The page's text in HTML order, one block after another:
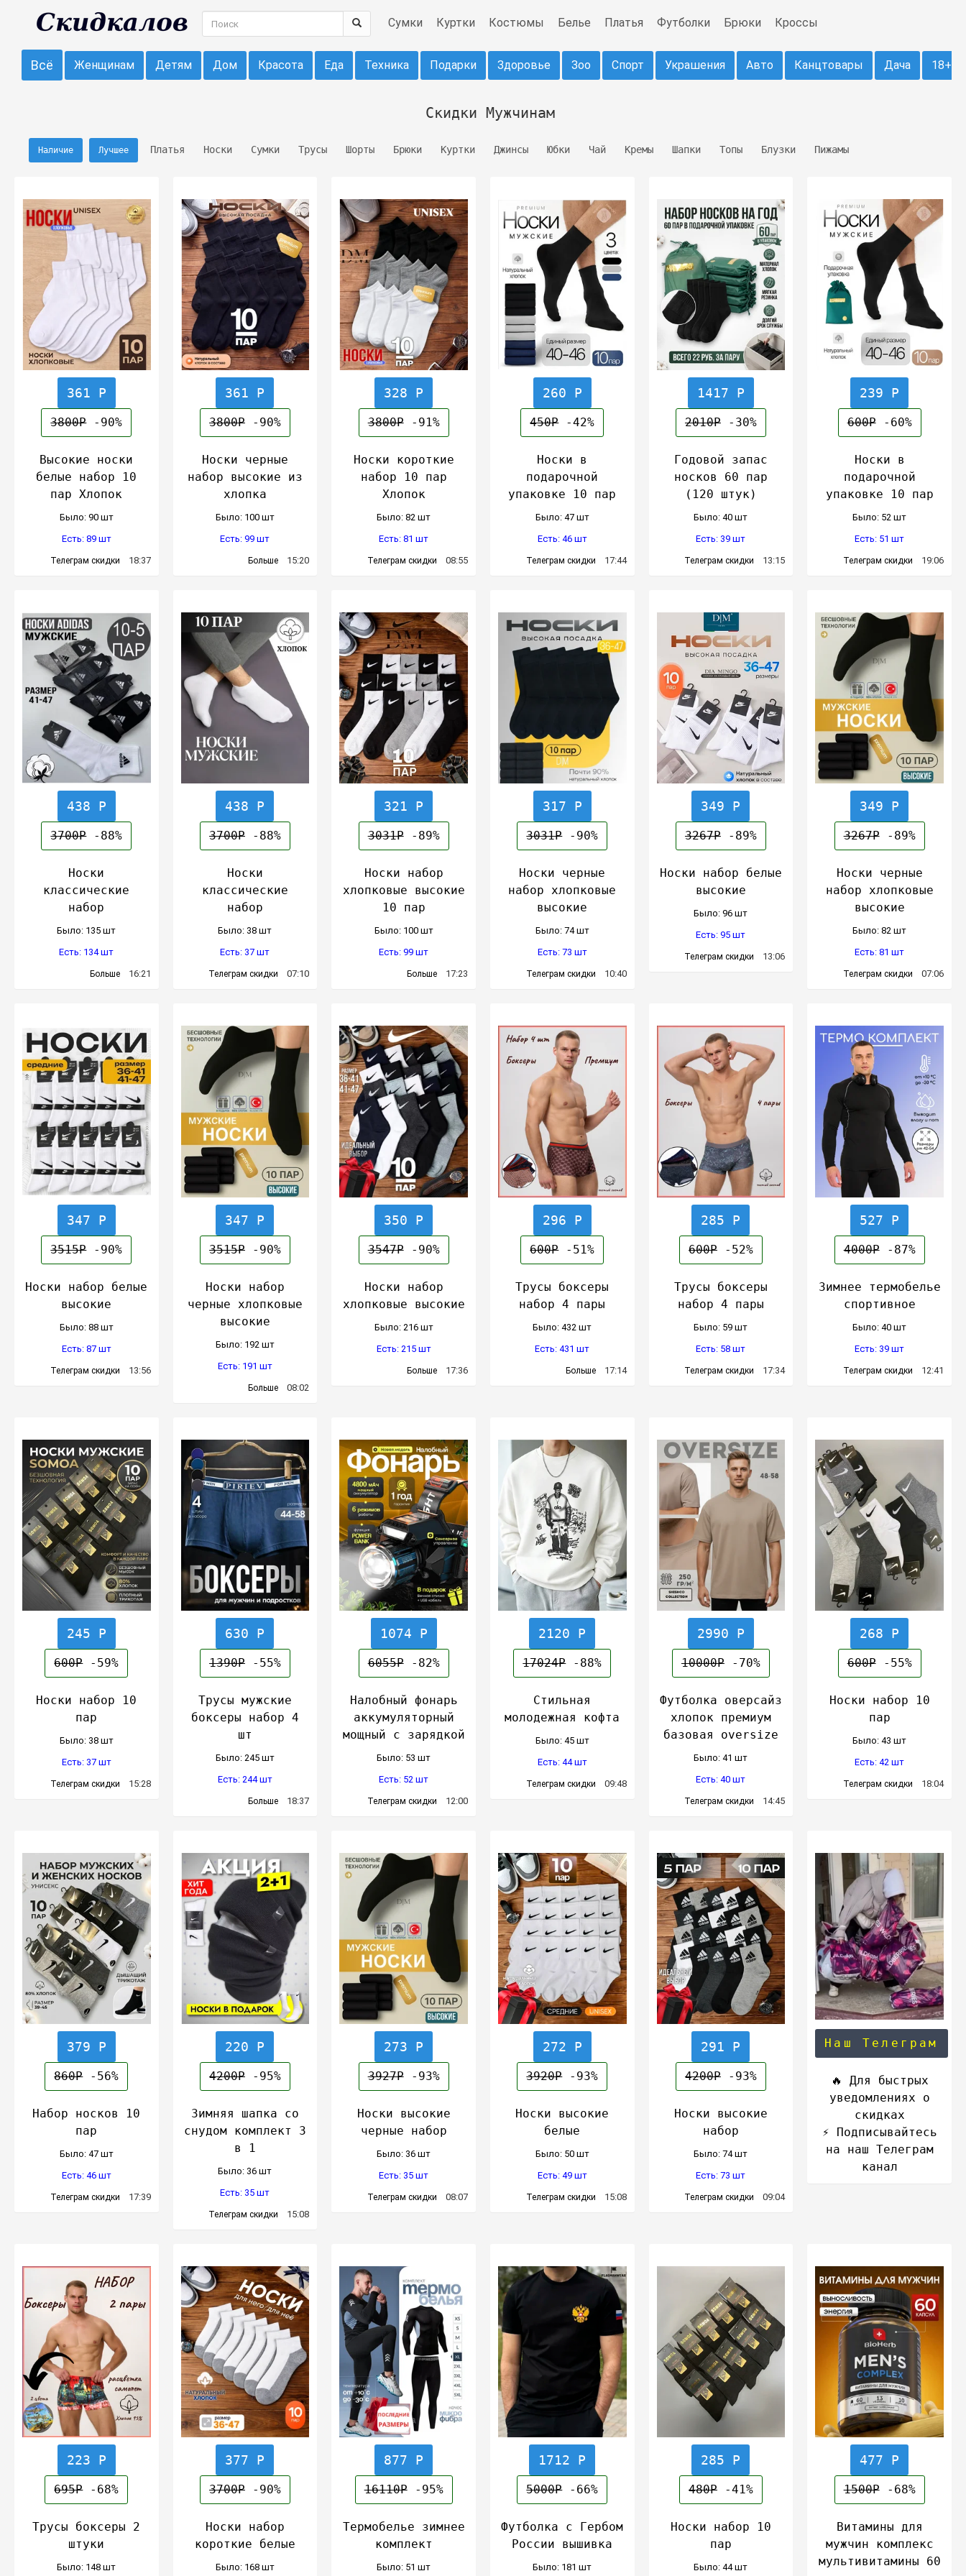
Сумки Куртки Костюмы Белье Платья Футболки Брюки Кроссы
Всё Женщинам Детям Дом Красота Еда Техника Подарки Здоровье Зоо Спорт Украшения Авто Канцтовары Дача 18+
Скидки Мужчинам
Наличие Лучшее Платья Носки Сумки Трусы Шорты Брюки Куртки Джинсы Юбки Чай Кремы Шапки Топы Блузки Пижамы
361 Р
3800Р-90%
Высокие носки
белые набор 10
пар Хлопок
Было: 90 шт
Есть: 89 шт
Телеграм скидки 18:37
361 Р
3800Р-90%
Носки черные
набор высокие из
хлопка
Было: 100 шт
Есть: 99 шт
Больше 15:20
328 Р
3800Р-91%
Носки короткие
набор 10 пар
Хлопок
Было: 82 шт
Есть: 81 шт
Телеграм скидки 08:55
260 Р
450Р-42%
Носки в
подарочной
упаковке 10 пар
Было: 47 шт
Есть: 46 шт
Телеграм скидки 17:44
1417 Р
2010Р-30%
Годовой запас
носков 60 пар
(120 штук)
Было: 40 шт
Есть: 39 шт
Телеграм скидки 13:15
239 Р
600Р-60%
Носки в
подарочной
упаковке 10 пар
Было: 52 шт
Есть: 51 шт
Телеграм скидки 19:06
438 Р
3700Р-88%
Носки
классические
набор
Было: 135 шт
Есть: 134 шт
Больше 16:21
438 Р
3700Р-88%
Носки
классические
набор
Было: 38 шт
Есть: 37 шт
Телеграм скидки 07:10
321 Р
3031Р-89%
Носки набор
хлопковые высокие
10 пар
Было: 100 шт
Есть: 99 шт
Больше 17:23
317 Р
3031Р-90%
Носки черные
набор хлопковые
высокие
Было: 74 шт
Есть: 73 шт
Телеграм скидки 10:40
349 Р
3267Р-89%
Носки набор белые
высокие
Было: 96 шт
Есть: 95 шт
Телеграм скидки 13:06
349 Р
3267Р-89%
Носки черные
набор хлопковые
высокие
Было: 82 шт
Есть: 81 шт
Телеграм скидки 07:06
347 Р
3515Р-90%
Носки набор белые
высокие
Было: 88 шт
Есть: 87 шт
Телеграм скидки 13:56
347 Р
3515Р-90%
Носки набор
черные хлопковые
высокие
Было: 192 шт
Есть: 191 шт
Больше 08:02
350 Р
3547Р-90%
Носки набор
хлопковые высокие
Было: 216 шт
Есть: 215 шт
Больше 17:36
296 Р
600Р-51%
Трусы боксеры
набор 4 пары
Было: 432 шт
Есть: 431 шт
Больше 17:14
285 Р
600Р-52%
Трусы боксеры
набор 4 пары
Было: 59 шт
Есть: 58 шт
Телеграм скидки 17:34
527 Р
4000Р-87%
Зимнее термобелье
спортивное
Было: 40 шт
Есть: 39 шт
Телеграм скидки 12:41
245 Р
600Р-59%
Носки набор 10
пар
Было: 38 шт
Есть: 37 шт
Телеграм скидки 15:28
630 Р
1390Р-55%
Трусы мужские
боксеры набор 4
шт
Было: 245 шт
Есть: 244 шт
Больше 18:37
1074 Р
6055Р-82%
Налобный фонарь
аккумуляторный
мощный с зарядкой
Было: 53 шт
Есть: 52 шт
Телеграм скидки 12:00
2120 Р
17024Р-88%
Стильная
молодежная кофта
Было: 45 шт
Есть: 44 шт
Телеграм скидки 09:48
2990 Р
10000Р-70%
Футболка оверсайз
хлопок премиум
базовая oversize
Было: 41 шт
Есть: 40 шт
Телеграм скидки 14:45
268 Р
600Р-55%
Носки набор 10
пар
Было: 43 шт
Есть: 42 шт
Телеграм скидки 18:04
379 Р
860Р-56%
Набор носков 10
пар
Было: 47 шт
Есть: 46 шт
Телеграм скидки 17:39
220 Р
4200Р-95%
Зимняя шапка со
снудом комплект 3
в 1
Было: 36 шт
Есть: 35 шт
Телеграм скидки 15:08
273 Р
3927Р-93%
Носки высокие
черные набор
Было: 36 шт
Есть: 35 шт
Телеграм скидки 08:07
272 Р
3920Р-93%
Носки высокие
белые
Было: 50 шт
Есть: 49 шт
Телеграм скидки 15:08
291 Р
4200Р-93%
Носки высокие
набор
Было: 74 шт
Есть: 73 шт
Телеграм скидки 09:04
Наш Телеграм
🔥 Для быстрых
уведомлениях о
скидках
⚡️ Подписывайтесь
на наш Телеграм
канал
223 Р
695Р-68%
Трусы боксеры 2
штуки
Было: 148 шт
377 Р
3700Р-90%
Носки набор
короткие белые
Было: 168 шт
877 Р
16110Р-95%
Термобелье зимнее
комплект
Было: 51 шт
1712 Р
5000Р-66%
Футболка с Гербом
России вышивка
Было: 181 шт
285 Р
480Р-41%
Носки набор 10
пар
Было: 44 шт
477 Р
1500Р-68%
Витамины для
мужчин комплекс
мультивитамины 60